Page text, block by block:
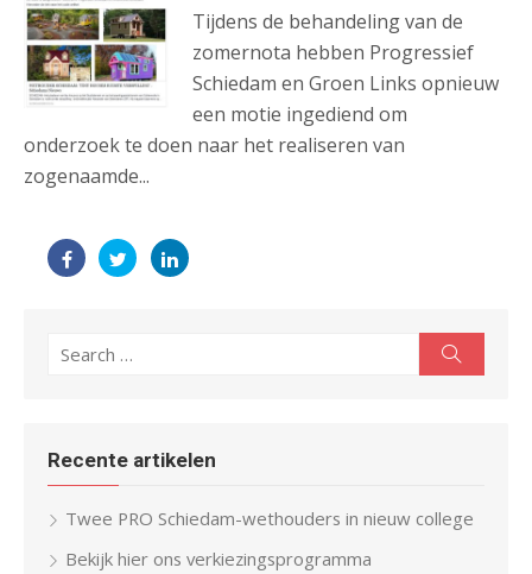
Tijdens de behandeling van de
zomernota hebben Progressief
Schiedam en Groen Links opnieuw
een motie ingediend om
onderzoek te doen naar het realiseren van
zogenaamde...
for:
Recente artikelen
Twee PRO Schiedam-wethouders in nieuw college
Bekijk hier ons verkiezingsprogramma